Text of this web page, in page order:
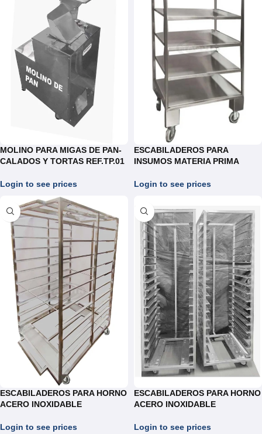
MOLINO PARA MIGAS DE PAN-
CALADOS Y TORTAS REF.TP.01
Login to see prices
ESCABILADEROS PARA
INSUMOS MATERIA PRIMA
Login to see prices
ESCABILADEROS PARA HORNO
ACERO INOXIDABLE
Login to see prices
ESCABILADEROS PARA HORNO
ACERO INOXIDABLE
Login to see prices